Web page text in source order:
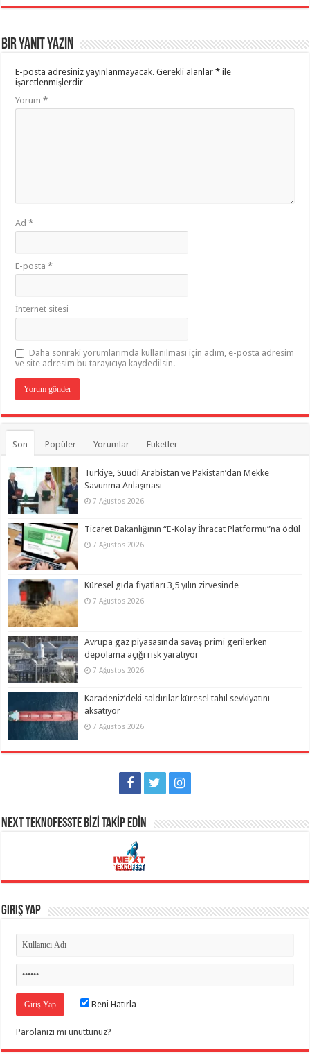
Bir yanıt yazın
E-posta adresiniz yayınlanmayacak. Gerekli alanlar* ile
işaretlenmişlerdir
Yorum*
Ad*
E-posta*
İnternet sitesi
Daha sonraki yorumlarımda kullanılması için adım, e-posta adresim
ve site adresim bu tarayıcıya kaydedilsin.
Son Popüler Yorumlar Etiketler
Türkiye, Suudi Arabistan ve Pakistan’dan Mekke
Savunma Anlaşması
7 Ağustos 2026
Ticaret Bakanlığının “E-Kolay İhracat Platformu”na ödül
7 Ağustos 2026
Küresel gıda fiyatları 3,5 yılın zirvesinde
7 Ağustos 2026
Avrupa gaz piyasasında savaş primi gerilerken
depolama açığı risk yaratıyor
7 Ağustos 2026
Karadeniz’deki saldırılar küresel tahıl sevkiyatını
aksatıyor
7 Ağustos 2026
NEXT TEKNOFESSTE BİZİ TAKİP EDİN
Giriş Yap
Beni Hatırla
Parolanızı mı unuttunuz?